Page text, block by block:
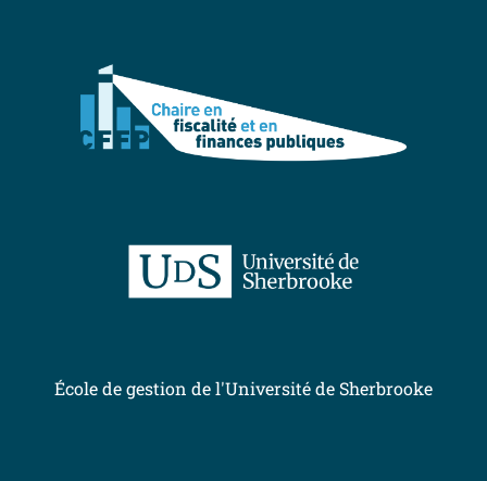
École de gestion de l'Université de Sherbrooke